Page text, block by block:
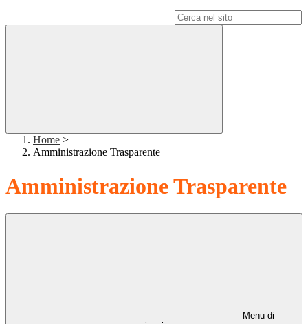
Home >
Amministrazione Trasparente
Amministrazione Trasparente
Menu di